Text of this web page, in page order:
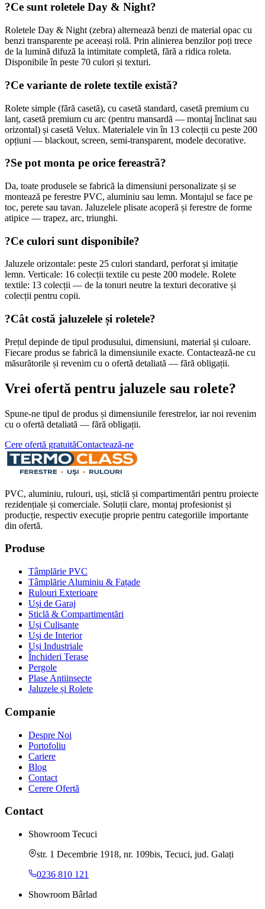
?Ce sunt roletele Day & Night?
Roletele Day & Night (zebra) alternează benzi de material opac cu
benzi transparente pe aceeași rolă. Prin alinierea benzilor poți trece
de la lumină difuză la intimitate completă, fără a ridica roleta.
Disponibile în peste 70 culori și texturi.
?Ce variante de rolete textile există?
Rolete simple (fără casetă), cu casetă standard, casetă premium cu
lanț, casetă premium cu arc (pentru mansardă — montaj înclinat sau
orizontal) și casetă Velux. Materialele vin în 13 colecții cu peste 200
opțiuni — blackout, screen, semi-transparent, modele decorative.
?Se pot monta pe orice fereastră?
Da, toate produsele se fabrică la dimensiuni personalizate și se
montează pe ferestre PVC, aluminiu sau lemn. Montajul se face pe
toc, perete sau tavan. Jaluzelele plisate acoperă și ferestre de forme
atipice — trapez, arc, triunghi.
?Ce culori sunt disponibile?
Jaluzele orizontale: peste 25 culori standard, perforat și imitație
lemn. Verticale: 16 colecții textile cu peste 200 modele. Rolete
textile: 13 colecții — de la tonuri neutre la texturi decorative și
colecții pentru copii.
?Cât costă jaluzelele și roletele?
Prețul depinde de tipul produsului, dimensiuni, material și culoare.
Fiecare produs se fabrică la dimensiunile exacte. Contactează-ne cu
măsurătorile și revenim cu o ofertă detaliată — fără obligații.
Vrei ofertă pentru jaluzele sau rolete?
Spune-ne tipul de produs și dimensiunile ferestrelor, iar noi revenim
cu o ofertă detaliată — fără obligații.
Cere ofertă gratuităContactează-ne
PVC, aluminiu, rulouri, uși, sticlă și compartimentări pentru proiecte
rezidențiale și comerciale. Soluții clare, montaj profesionist și
producție, respectiv execuție proprie pentru categoriile importante
din ofertă.
Produse
Tâmplărie PVC
Tâmplărie Aluminiu & Fațade
Rulouri Exterioare
Uși de Garaj
Sticlă & Compartimentări
Uși Culisante
Uși de Interior
Uși Industriale
Închideri Terase
Pergole
Plase Antiinsecte
Jaluzele și Rolete
Companie
Despre Noi
Portofoliu
Cariere
Blog
Contact
Cerere Ofertă
Contact
Showroom Tecuci
str. 1 Decembrie 1918, nr. 109bis, Tecuci, jud. Galați
0236 810 121
Showroom Bârlad